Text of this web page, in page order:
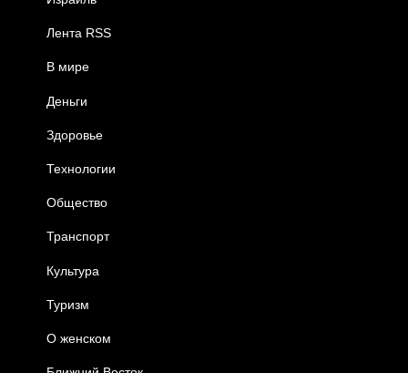
Лента RSS
В мире
Деньги
Здоровье
Технологии
Общество
Транспорт
Культура
Туризм
О женском